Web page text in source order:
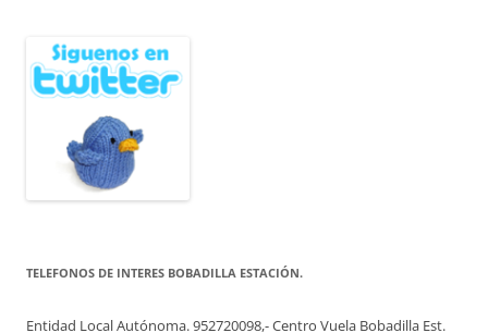
TELEFONOS DE INTERES BOBADILLA ESTACIÓN.
Entidad Local Autónoma. 952720098,- Centro Vuela Bobadilla Est.